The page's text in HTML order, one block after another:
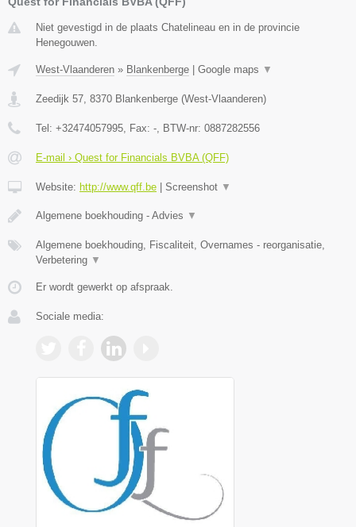
Niet gevestigd in de plaats Chatelineau en in de provincie
Henegouwen.
West-Vlaanderen » Blankenberge Google maps ▼
Zeedijk 57, 8370 Blankenberge (West-Vlaanderen)
Tel: +32474057995, Fax: -, BTW-nr: 0887282556
E-mail › Quest for Financials BVBA (QFF)
Website: http://www.qff.be Screenshot ▼
Algemene boekhouding - Advies ▼
Algemene boekhouding, Fiscaliteit, Overnames - reorganisatie,
Verbetering ▼
Er wordt gewerkt op afspraak.
Sociale media: